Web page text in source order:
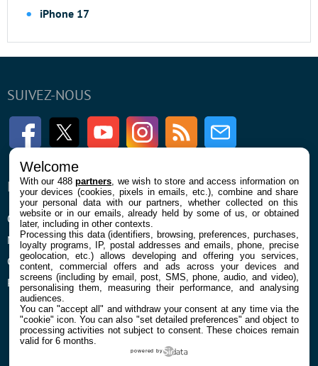
iPhone 17
SUIVEZ-NOUS
FacebookTwitter Youtube InstagramRSS Newsletter
ENTREPRISE
Qui sommes nous
Mentions légales et CGU
Confidentialité et Cookies
Préférences cookies
À PROPOS
La rédaction
Contact
Welcome
With our 488partners , we wish to store and access information on
your devices (cookies, pixels in emails, etc.), combine and share
your personal data with our partners, whether collected on this
website or in our emails, already held by some of us, or obtained
later, including in other contexts.
Processing this data (identifiers, browsing, preferences, purchases,
loyalty programs, IP, postal addresses and emails, phone, precise
geolocation, etc.) allows developing and offering you services,
content, commercial offers and ads across your devices and
screens (including by email, post, SMS, phone, audio, and video),
personalising them, measuring their performance, and analysing
audiences.
You can "accept all" and withdraw your consent at any time via the
"cookie" icon. You can also "set detailed preferences" and object to
processing activities not subject to consent. These choices remain
valid for 6 months.
powered by